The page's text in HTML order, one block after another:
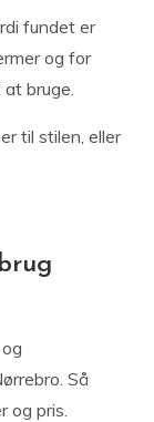
fundet er
og for
bruge.
til stilen, eller
Så
og pris.